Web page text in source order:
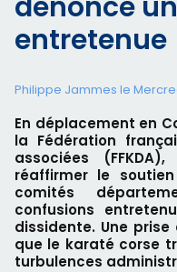
entretenue
Philippe Jammes le
En déplacement en
la Fédération
associées
réaffirmer le
comités
confusions
dissidente. Une
que le karaté corse
turbulences